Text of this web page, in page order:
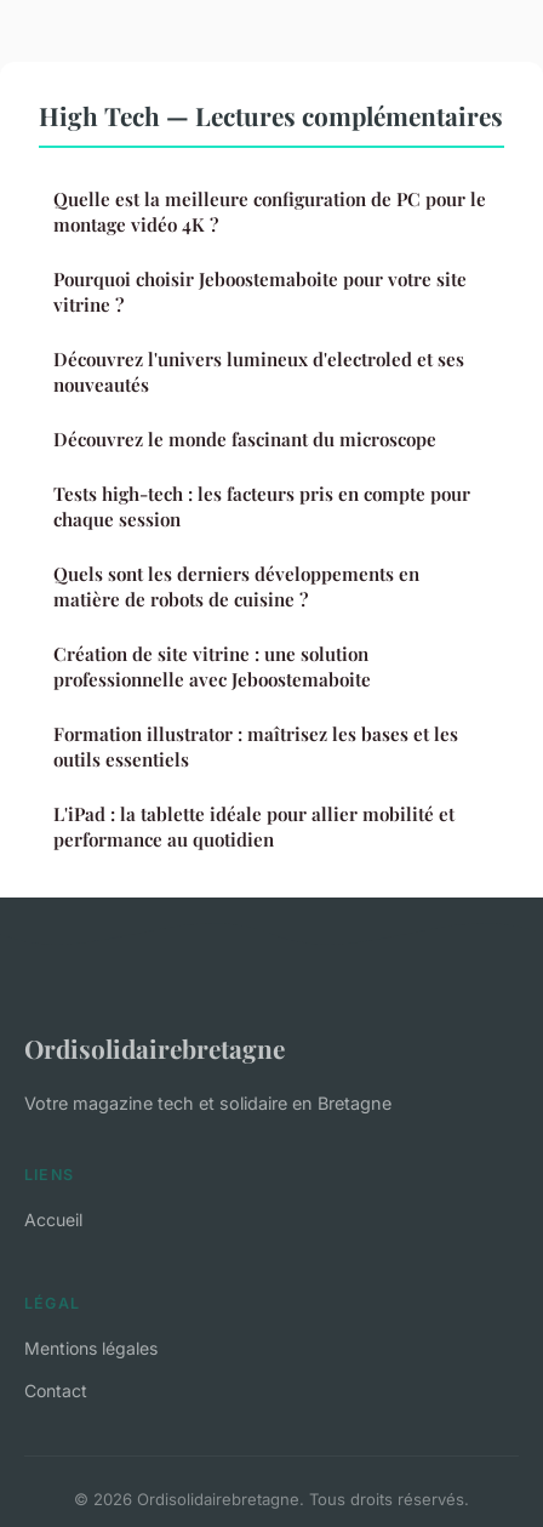
High Tech — Lectures complémentaires
Quelle est la meilleure configuration de PC pour le
montage vidéo 4K ?
Pourquoi choisir Jeboostemaboite pour votre site
vitrine ?
Découvrez l'univers lumineux d'electroled et ses
nouveautés
Découvrez le monde fascinant du microscope
Tests high-tech : les facteurs pris en compte pour
chaque session
Quels sont les derniers développements en
matière de robots de cuisine ?
Création de site vitrine : une solution
professionnelle avec Jeboostemaboite
Formation illustrator : maîtrisez les bases et les
outils essentiels
L'iPad : la tablette idéale pour allier mobilité et
performance au quotidien
Ordisolidairebretagne
Votre magazine tech et solidaire en Bretagne
LIENS
Accueil
LÉGAL
Mentions légales
Contact
© 2026 Ordisolidairebretagne. Tous droits réservés.